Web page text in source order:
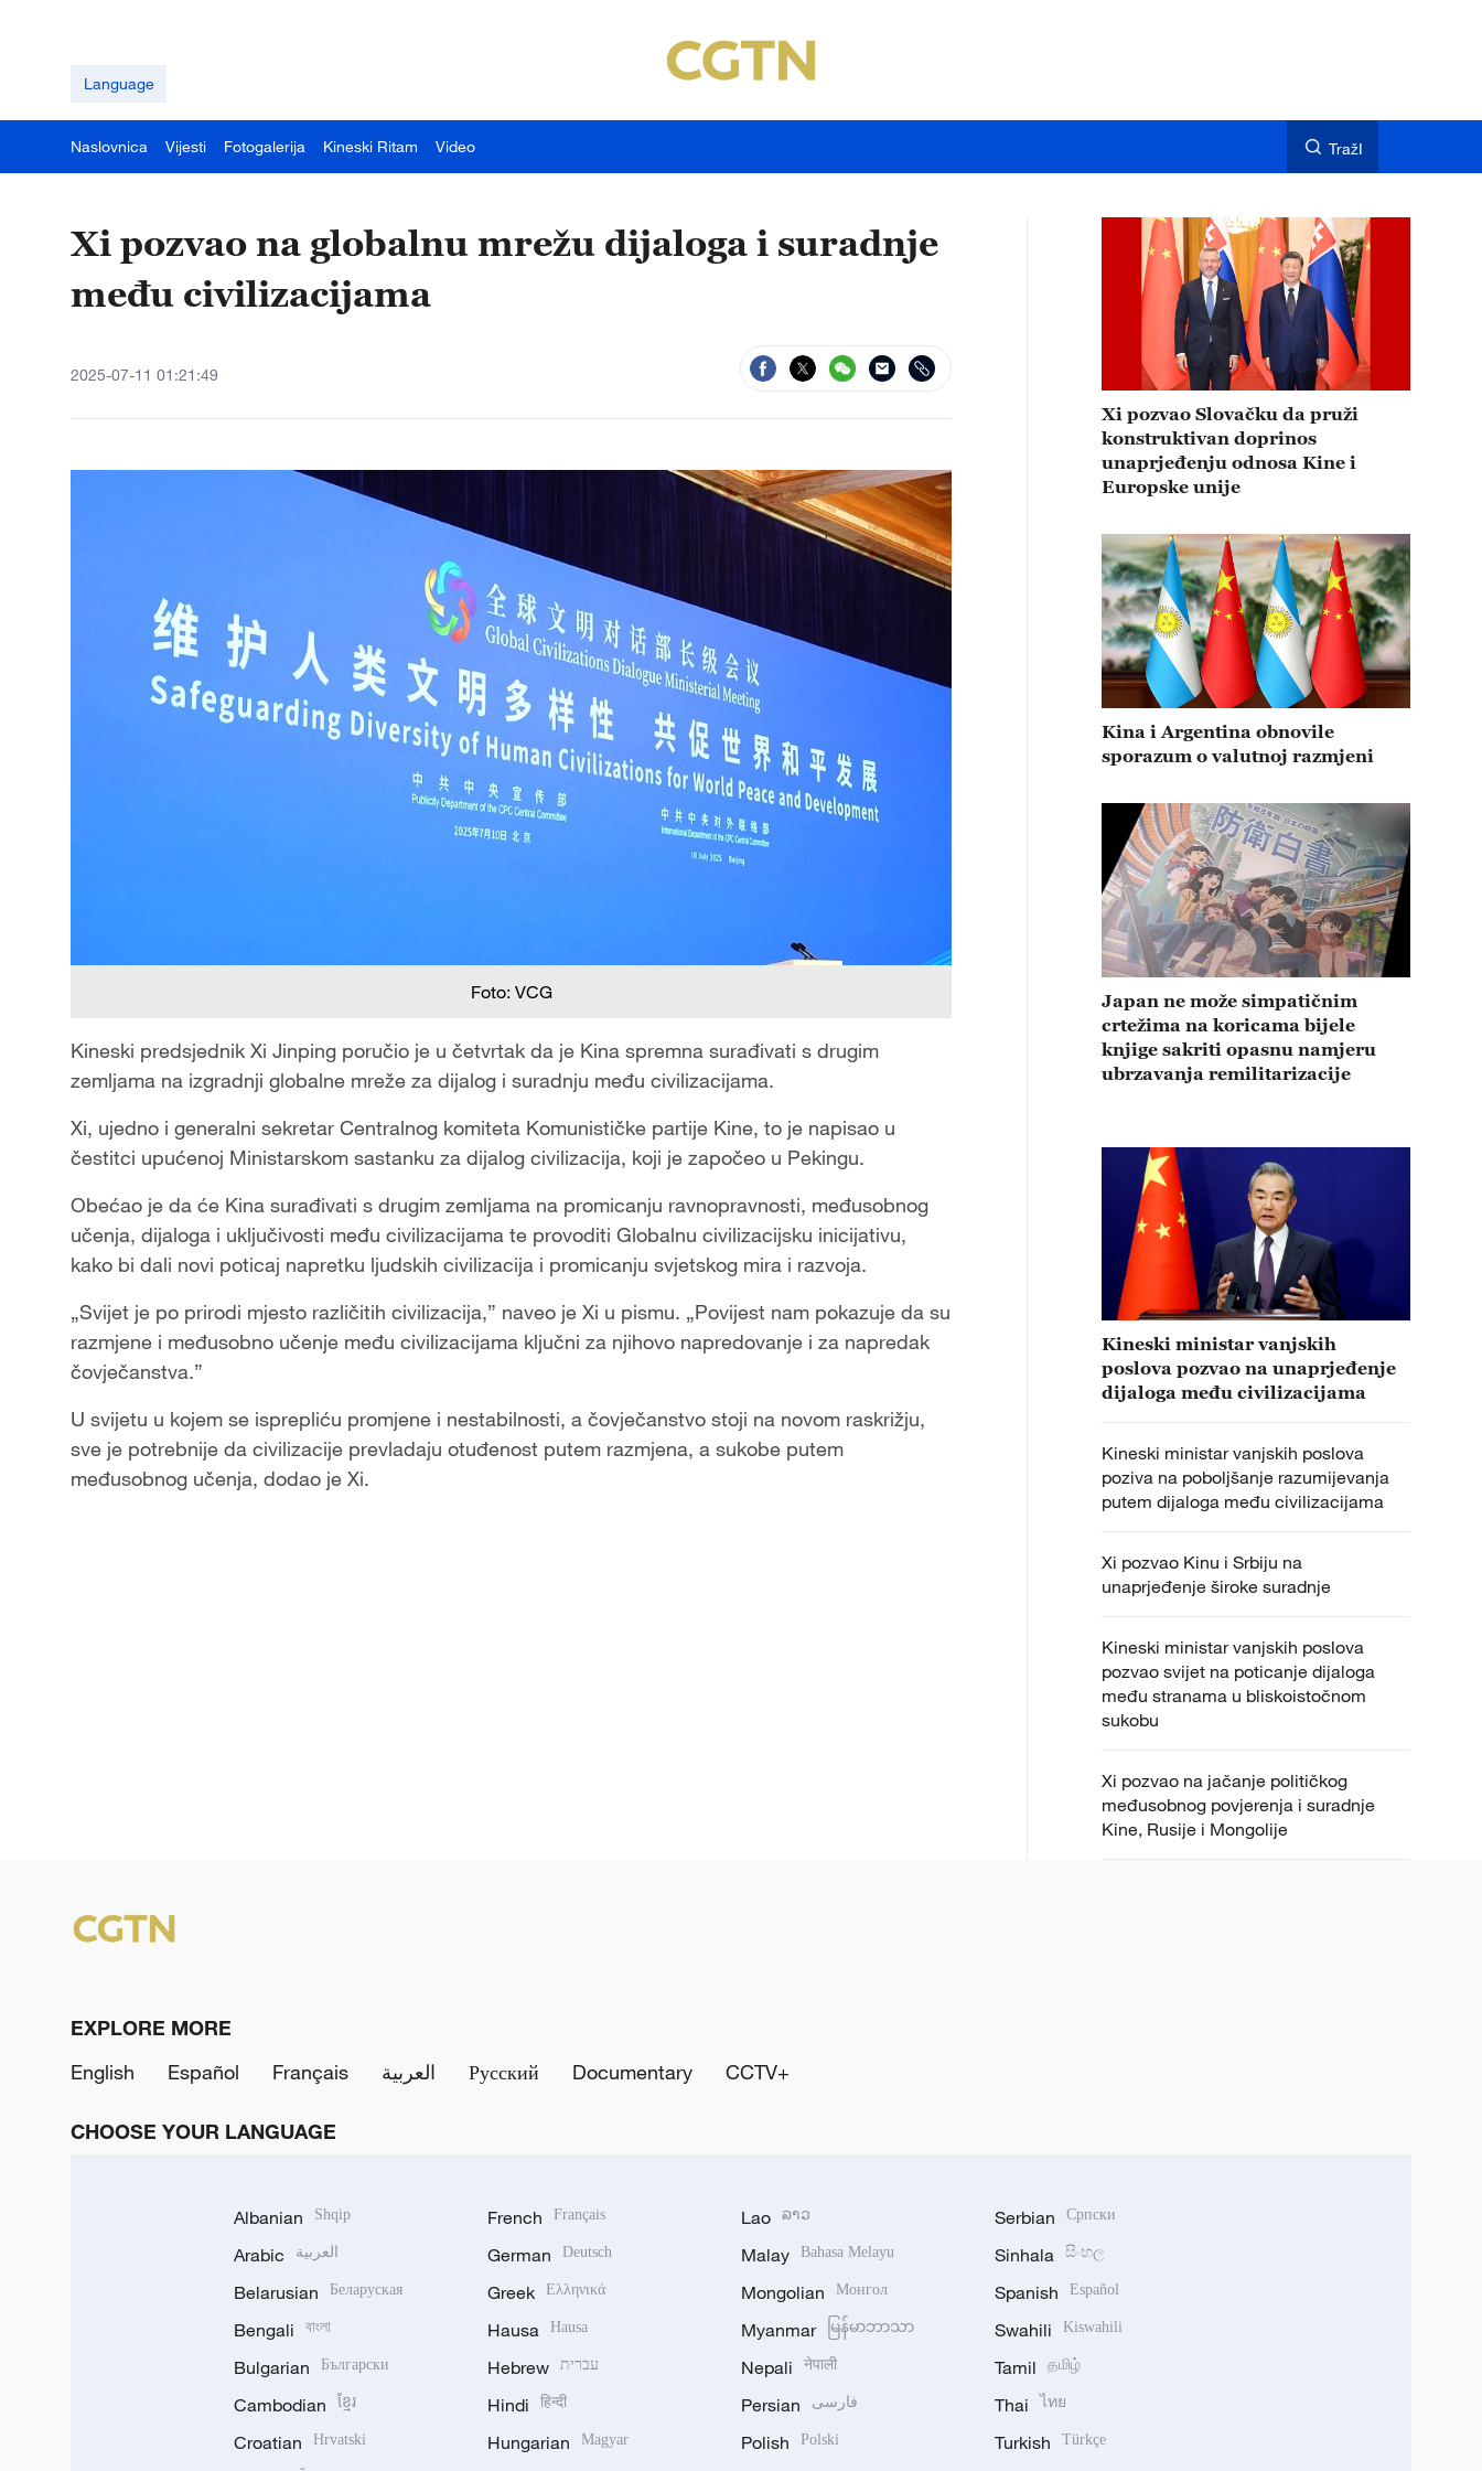
Language
Naslovnica Vijesti Fotogalerija Kineski Ritam Video TražI
Xi pozvao na globalnu mrežu dijaloga i suradnje
među civilizacijama
2025-07-11 01:21:49
Foto: VCG
Kineski predsjednik Xi Jinping poručio je u četvrtak da je Kina spremna surađivati s drugim
zemljama na izgradnji globalne mreže za dijalog i suradnju među civilizacijama.
Xi, ujedno i generalni sekretar Centralnog komiteta Komunističke partije Kine, to je napisao u
čestitci upućenoj Ministarskom sastanku za dijalog civilizacija, koji je započeo u Pekingu.
Obećao je da će Kina surađivati s drugim zemljama na promicanju ravnopravnosti, međusobnog
učenja, dijaloga i uključivosti među civilizacijama te provoditi Globalnu civilizacijsku inicijativu,
kako bi dali novi poticaj napretku ljudskih civilizacija i promicanju svjetskog mira i razvoja.
„Svijet je po prirodi mjesto različitih civilizacija,” naveo je Xi u pismu. „Povijest nam pokazuje da su
razmjene i međusobno učenje među civilizacijama ključni za njihovo napredovanje i za napredak
čovječanstva.”
U svijetu u kojem se isprepliću promjene i nestabilnosti, a čovječanstvo stoji na novom raskrižju,
sve je potrebnije da civilizacije prevladaju otuđenost putem razmjena, a sukobe putem
međusobnog učenja, dodao je Xi.
Xi pozvao Slovačku da pruži
konstruktivan doprinos
unaprjeđenju odnosa Kine i
Europske unije
Kina i Argentina obnovile
sporazum o valutnoj razmjeni
Japan ne može simpatičnim
crtežima na koricama bijele
knjige sakriti opasnu namjeru
ubrzavanja remilitarizacije
Kineski ministar vanjskih
poslova pozvao na unaprjeđenje
dijaloga među civilizacijama
Kineski ministar vanjskih poslova
poziva na poboljšanje razumijevanja
putem dijaloga među civilizacijama
Xi pozvao Kinu i Srbiju na
unaprjeđenje široke suradnje
Kineski ministar vanjskih poslova
pozvao svijet na poticanje dijaloga
među stranama u bliskoistočnom
sukobu
Xi pozvao na jačanje političkog
međusobnog povjerenja i suradnje
Kine, Rusije i Mongolije
EXPLORE MORE
English
Español Français العربية Русский Documentary CCTV+
CHOOSE YOUR LANGUAGE
Albanian Shqip
Arabic العربية
Belarusian Беларуская
Bengali বাংলা
Bulgarian Български
Cambodian ខ្មែរ
Croatian Hrvatski
French Français
German Deutsch
Greek Ελληνικά
Hausa Hausa
Hebrew עברית
Hindi हिन्दी
Hungarian Magyar
Lao ລາວ
Malay Bahasa Melayu
Mongolian Монгол
Myanmar မြန်မာဘာသာ
Nepali नेपाली
Persian فارسی
Polish Polski
Serbian Српски
Sinhala සිංහල
Spanish Español
Swahili Kiswahili
Tamil தமிழ்
Thai ไทย
Turkish Türkçe